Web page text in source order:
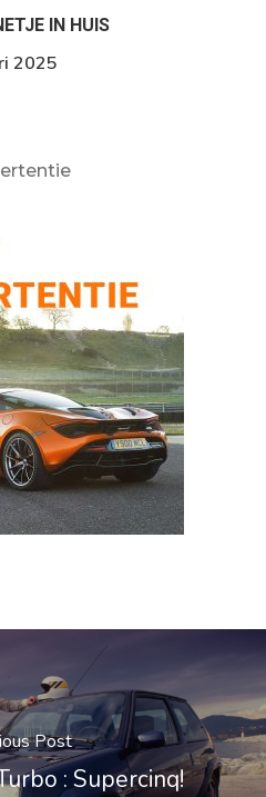
IN HUIS
2025
Post
: Supercinq!